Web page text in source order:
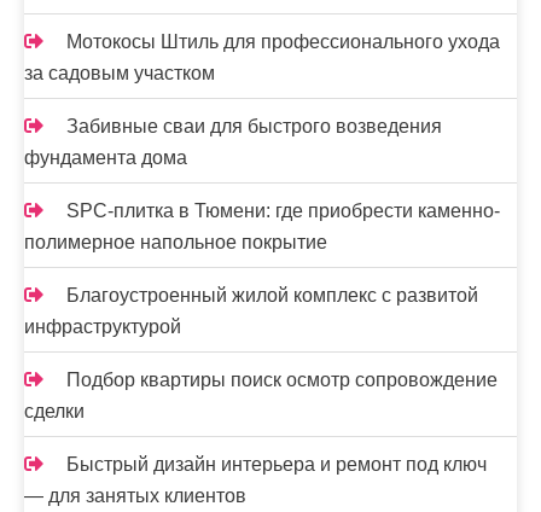
Мотокосы Штиль для профессионального ухода
за садовым участком
Забивные сваи для быстрого возведения
фундамента дома
SPC-плитка в Тюмени: где приобрести каменно-
полимерное напольное покрытие
Благоустроенный жилой комплекс с развитой
инфраструктурой
Подбор квартиры поиск осмотр сопровождение
сделки
Быстрый дизайн интерьера и ремонт под ключ
— для занятых клиентов